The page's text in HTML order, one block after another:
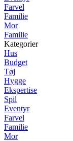
Farvel
Familie
Mor
Familie
Kategorier
Hus
Budget
Tøj
Hygge
Ekspertise
Spil
Eventyr
Farvel
Familie
Mor